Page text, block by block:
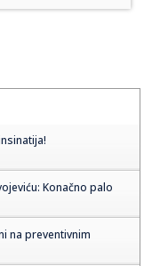
Konačno palo
na preventivnim